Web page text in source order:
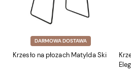
DARMOWA DOSTAWA
Krzesło na płozach Matylda Ski